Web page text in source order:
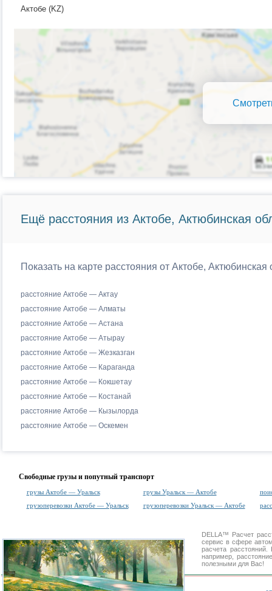
Актобе (KZ)
Ещё расстояния из Актобе, Актюбинская
Показать на карте расстояния от Актобе,
расстояние Актобе — Актау
расстояние Актобе — Алматы
расстояние Актобе — Астана
расстояние Актобе — Атырау
расстояние Актобе — Жезказган
расстояние Актобе — Караганда
расстояние Актобе — Кокшетау
расстояние Актобе — Костанай
расстояние Актобе — Кызылорда
расстояние Актобе — Оскемен
Свободные грузы и попутный транспорт
грузы Актобе — Уральск грузы Уральск — Актобе
грузоперевозки Актобе — Уральск
грузоперевозки Уральск — Актобе
DELLA™ Расчет
сервис в сфере
расчета
например,
полезными для Вас!